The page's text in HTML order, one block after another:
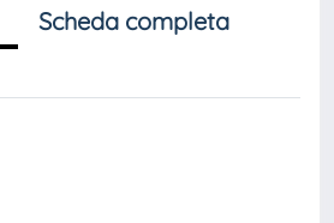
Scheda completa